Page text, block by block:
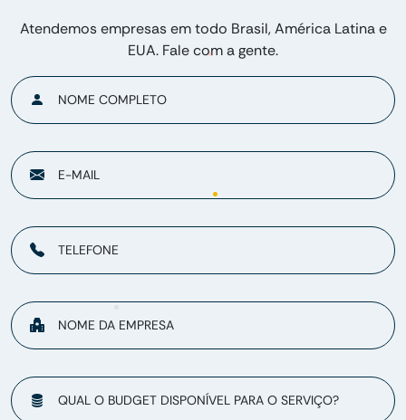
Atendemos empresas em todo Brasil, América Latina e
EUA. Fale com a gente.
NOME COMPLETO
E-MAIL
TELEFONE
NOME DA EMPRESA
QUAL O BUDGET DISPONÍVEL PARA O SERVIÇO?